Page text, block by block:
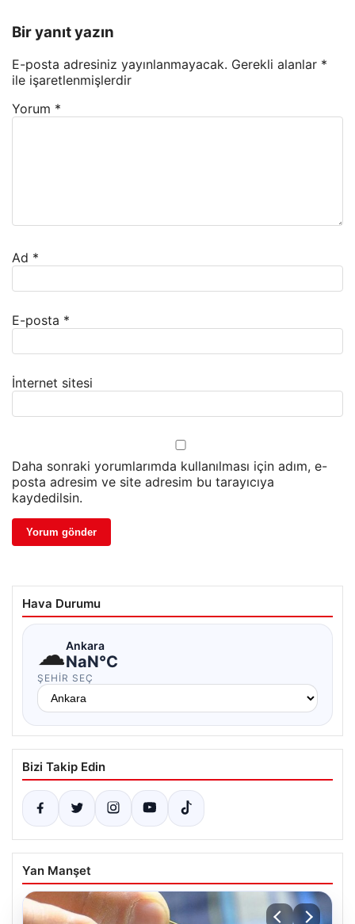
Bir yanıt yazın
E-posta adresiniz yayınlanmayacak. Gerekli alanlar *
ile işaretlenmişlerdir
Yorum *
Ad *
E-posta *
İnternet sitesi
Daha sonraki yorumlarımda kullanılması için adım, e-
posta adresim ve site adresim bu tarayıcıya
kaydedilsin.
Hava Durumu
☁Ankara
NaN°C
ŞEHIR SEÇ
Bizi Takip Edin
Yan Manşet